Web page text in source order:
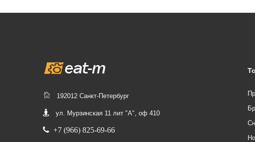
192012 Санкт-Петербург
ул. Мурзинская 11 лит "А", оф 410
+7 (966) 825-69-66